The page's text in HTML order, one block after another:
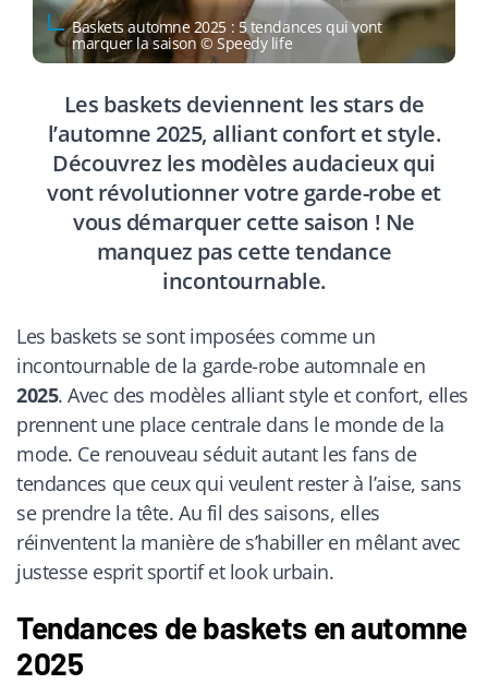
Baskets automne 2025 : 5 tendances qui vont
marquer la saison © Speedy life
Les baskets deviennent les stars de
l’automne 2025, alliant confort et style.
Découvrez les modèles audacieux qui
vont révolutionner votre garde-robe et
vous démarquer cette saison ! Ne
manquez pas cette tendance
incontournable.
Les baskets se sont imposées comme un
incontournable de la garde-robe automnale en
2025. Avec des modèles alliant style et confort, elles
prennent une place centrale dans le monde de la
mode. Ce renouveau séduit autant les fans de
tendances que ceux qui veulent rester à l’aise, sans
se prendre la tête. Au fil des saisons, elles
réinventent la manière de s’habiller en mêlant avec
justesse esprit sportif et look urbain.
Tendances de baskets en automne
2025